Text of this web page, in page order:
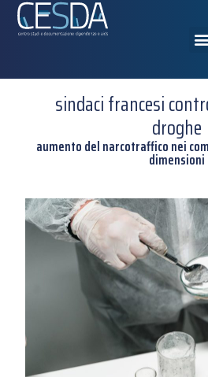
sindaci francesi
droghe
aumento del narcotraffico nei
dimensioni